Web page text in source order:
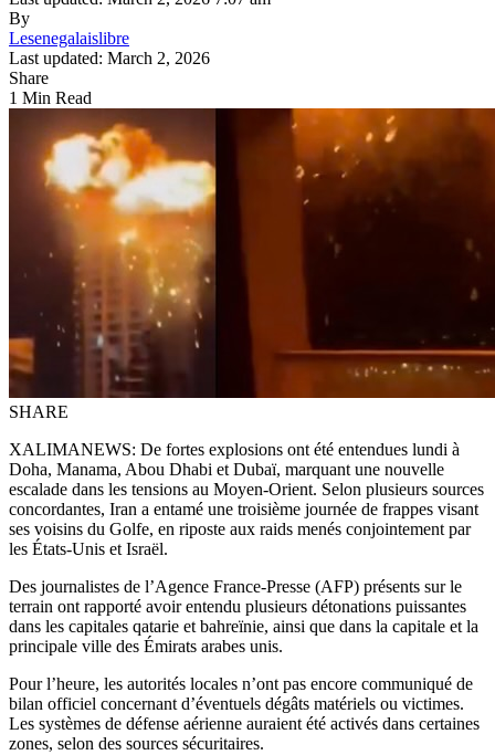
By
Lesenegalaislibre
Last updated: March 2, 2026
Share
1 Min Read
SHARE
XALIMANEWS: De fortes explosions ont été entendues lundi à
Doha, Manama, Abou Dhabi et Dubaï, marquant une nouvelle
escalade dans les tensions au Moyen-Orient. Selon plusieurs sources
concordantes, Iran a entamé une troisième journée de frappes visant
ses voisins du Golfe, en riposte aux raids menés conjointement par
les États-Unis et Israël.
Des journalistes de l’Agence France-Presse (AFP) présents sur le
terrain ont rapporté avoir entendu plusieurs détonations puissantes
dans les capitales qatarie et bahreïnie, ainsi que dans la capitale et la
principale ville des Émirats arabes unis.
Pour l’heure, les autorités locales n’ont pas encore communiqué de
bilan officiel concernant d’éventuels dégâts matériels ou victimes.
Les systèmes de défense aérienne auraient été activés dans certaines
zones, selon des sources sécuritaires.